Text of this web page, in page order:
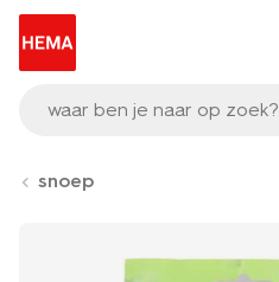
waar ben je naar op zoek?
snoep